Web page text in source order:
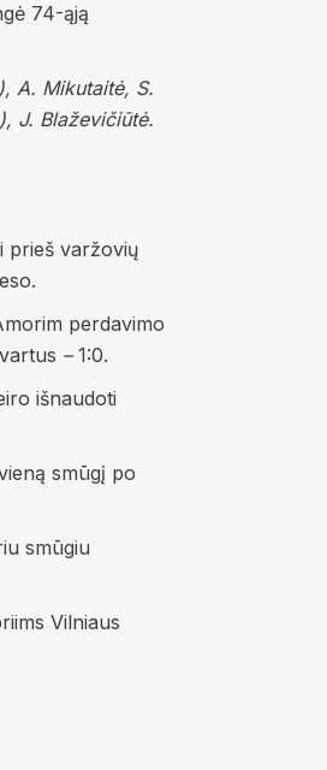
74-ąją
A. Mikutaitė, S.
J. Blaževičiūtė.
prieš varžovių
perdavimo
–1:0.
išnaudoti
smūgį po
smūgiu
Vilniaus